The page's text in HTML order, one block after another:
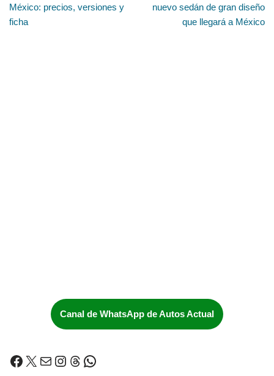
México: precios, versiones y
ficha
nuevo sedán de gran diseño
que llegará a México
Canal de WhatsApp de Autos Actual